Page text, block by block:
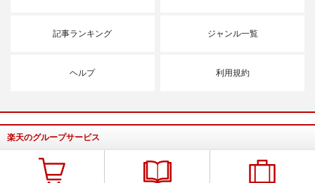
記事ランキング ジャンル一覧
ヘルプ 利用規約
楽天のグループサービス